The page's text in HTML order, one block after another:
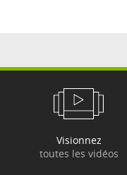
Visionnez
toutes les vidéos